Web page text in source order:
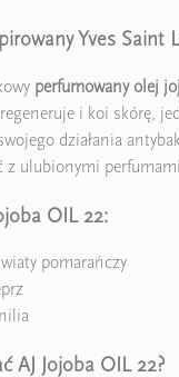
Yves
perfumowany olej
i koi skórę,
działania
z ulubionymi
OIL 22:
pomarańczy
AJ Jojoba OIL 22?